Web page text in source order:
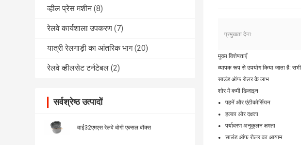
व्हील प्रेस मशीन (8)
रेलवे कार्यशाला उपकरण (7)
यात्री रेलगाड़ी का आंतरिक भाग (20)
रेलवे व्हीलसेट टर्नटेबल (2)
सर्वश्रेष्ठ उत्पादों
वाई32एमएस रेलवे बोगी एक्सल बॉक्स
प्रमुखता देना:
मुख्य विशेषताएँ
व्यापक रूप से उपयोग किया जाता है:
साउंड ऑफ रोलर के लाभ
शोर में कमी डिजाइन
पहनें और एंटीकोर्सियन
हल्का और दक्षता
पर्यावरण अनुकूलन क्षमता
साउंड ऑफ रोलर का आयाम